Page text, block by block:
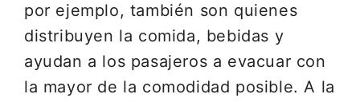
por ejemplo, también son quienes
distribuyen la comida, bebidas y
ayudan a los pasajeros a evacuar con
la mayor de la comodidad posible. A la